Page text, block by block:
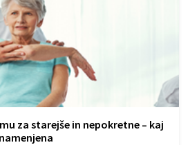
za starejše in nepokretne – kaj